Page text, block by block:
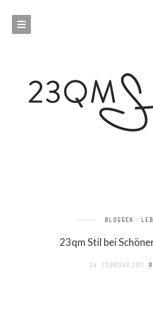
BLOGGEN
23qm Stil bei
24. FEBRUAR 2011